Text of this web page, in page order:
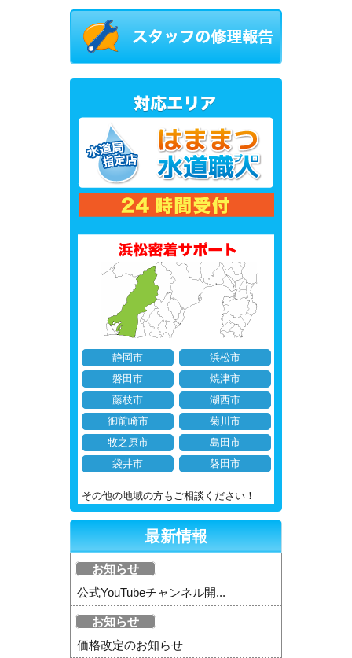
静岡市
浜松市
磐田市
焼津市
藤枝市
湖西市
御前崎市
菊川市
牧之原市
島田市
袋井市
磐田市
その他の地域の方もご相談ください！
最新情報
お知らせ
公式YouTubeチャンネル開...
お知らせ
価格改定のお知らせ